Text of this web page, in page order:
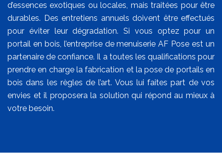
d’essences exotiques ou locales, mais traitées pour être
durables. Des entretiens annuels doivent être effectués
pour éviter leur dégradation. Si vous optez pour un
portail en bois, l’entreprise de menuiserie AF Pose est un
partenaire de confiance. Il a toutes les qualifications pour
prendre en charge la fabrication et la pose de portails en
bois dans les règles de l’art. Vous lui faites part de vos
envies et il proposera la solution qui répond au mieux à
votre besoin.